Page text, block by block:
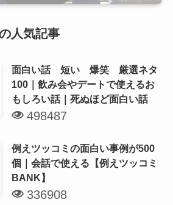
人気記事
面白い話 短い 爆笑 厳選ネタ
100｜飲み会やデートで使えるお
もしろい話｜死ぬほど面白い話
498487
例えツッコミの面白い事例が500
個｜会話で使える【例えツッコミ
BANK】
336908